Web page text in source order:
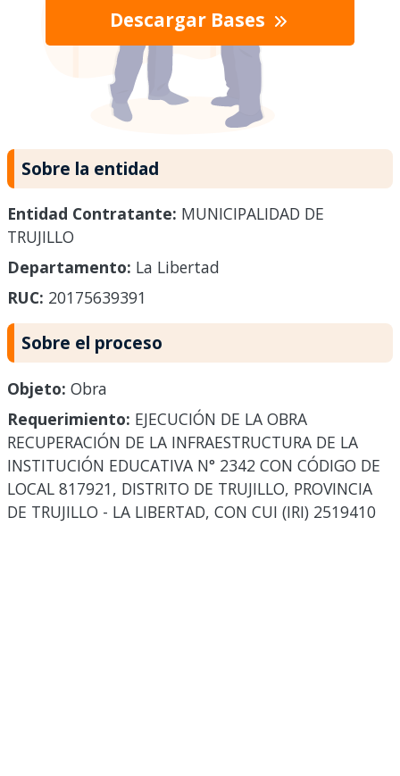
Descargar Bases
Sobre la entidad
Entidad Contratante: MUNICIPALIDAD DE
TRUJILLO
Departamento: La Libertad
RUC: 20175639391
Sobre el proceso
Objeto: Obra
Requerimiento: EJECUCIÓN DE LA OBRA
RECUPERACIÓN DE LA INFRAESTRUCTURA DE LA
INSTITUCIÓN EDUCATIVA N° 2342 CON CÓDIGO DE
LOCAL 817921, DISTRITO DE TRUJILLO, PROVINCIA
DE TRUJILLO - LA LIBERTAD, CON CUI (IRI) 2519410